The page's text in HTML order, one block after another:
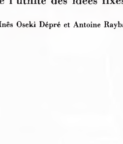
Oseki  Dépré  et Antoine